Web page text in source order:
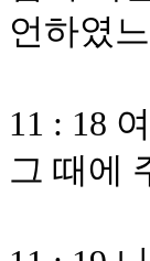
언하였
11 : 18
그 때에